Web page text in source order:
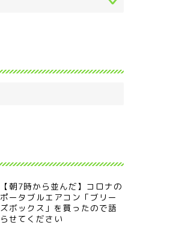
【朝7時から並んだ】コロナの
ポータブルエアコン「ブリー
ズボックス」を買ったので語
らせてください